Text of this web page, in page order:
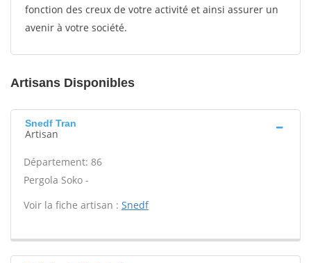
fonction des creux de votre activité et ainsi assurer un
avenir à votre société.
Artisans Disponibles
Snedf Tran
Artisan
Département: 86
Pergola Soko -
Voir la fiche artisan : Snedf